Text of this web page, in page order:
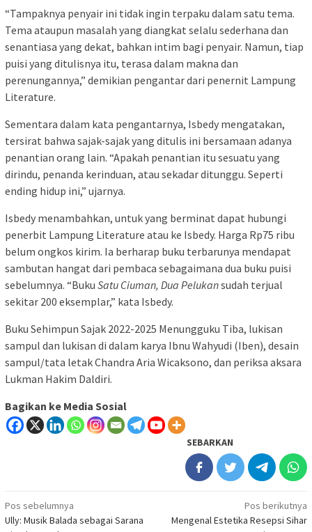
“Tampaknya penyair ini tidak ingin terpaku dalam satu tema.
Tema ataupun masalah yang diangkat selalu sederhana dan
senantiasa yang dekat, bahkan intim bagi penyair. Namun, tiap
puisi yang ditulisnya itu, terasa dalam makna dan
perenungannya,” demikian pengantar dari penernit Lampung
Literature.
Sementara dalam kata pengantarnya, Isbedy mengatakan,
tersirat bahwa sajak-sajak yang ditulis ini bersamaan adanya
penantian orang lain. “Apakah penantian itu sesuatu yang
dirindu, penanda kerinduan, atau sekadar ditunggu. Seperti
ending hidup ini,” ujarnya.
Isbedy menambahkan, untuk yang berminat dapat hubungi
penerbit Lampung Literature atau ke Isbedy. Harga Rp75 ribu
belum ongkos kirim. Ia berharap buku terbarunya mendapat
sambutan hangat dari pembaca sebagaimana dua buku puisi
sebelumnya. “Buku Satu Ciuman, Dua Pelukansudah terjual
sekitar 200 eksemplar,” kata Isbedy.
Buku Sehimpun Sajak 2022-2025 Menungguku Tiba, lukisan
sampul dan lukisan di dalam karya Ibnu Wahyudi (Iben), desain
sampul/tata letak Chandra Aria Wicaksono, dan periksa aksara
Lukman Hakim Daldiri.
Bagikan ke Media Sosial
SEBARKAN
Navigasi
pos
Pos sebelumnya
Ully: Musik Balada sebagai Sarana
Pos berikutnya
Mengenal Estetika Resepsi Sihar